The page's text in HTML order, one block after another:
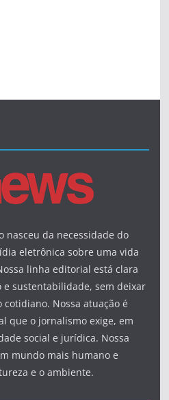
nasceu da necessidade do
eletrônica sobre uma vida
linha editorial está clara
e sustentabilidade, sem deixar
Nossa atuação é
que o jornalismo exige, em
social e jurídica. Nossa
mundo mais humano e
e o ambiente.